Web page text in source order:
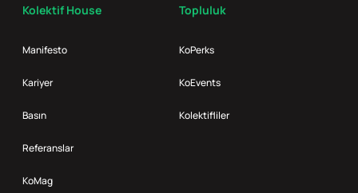
Kolektif House
Manifesto
Kariyer
Basın
Referanslar
KoMag
Topluluk
KoPerks
KoEvents
Kolektifliler